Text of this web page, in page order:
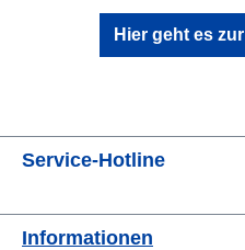
Hier geht es
Service-Hotline
Informationen